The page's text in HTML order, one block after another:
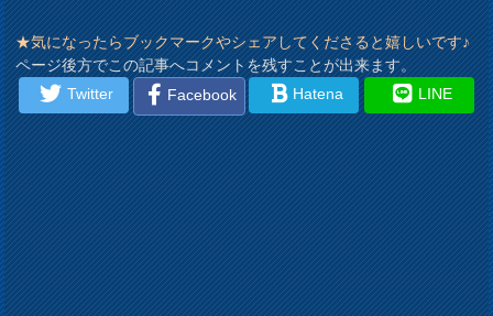
★気になったらブックマークやシェアしてくださると嬉しいです♪
ページ後方でこの記事へコメントを残すことが出来ます。
Twitter
Facebook Hatena LINE